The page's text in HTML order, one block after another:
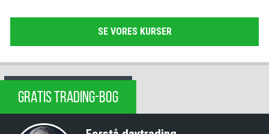
SE VORES KURSER
GRATIS TRADING-BOG